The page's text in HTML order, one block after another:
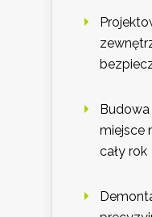
miejsce
cały rok